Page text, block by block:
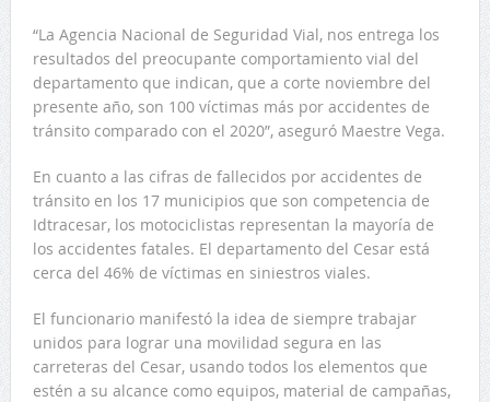
“La Agencia Nacional de Seguridad Vial, nos entrega los
resultados del preocupante comportamiento vial del
departamento que indican, que a corte noviembre del
presente año, son 100 víctimas más por accidentes de
tránsito comparado con el 2020”, aseguró Maestre Vega.
En cuanto a las cifras de fallecidos por accidentes de
tránsito en los 17 municipios que son competencia de
Idtracesar, los motociclistas representan la mayoría de
los accidentes fatales. El departamento del Cesar está
cerca del 46% de víctimas en siniestros viales.
El funcionario manifestó la idea de siempre trabajar
unidos para lograr una movilidad segura en las
carreteras del Cesar, usando todos los elementos que
estén a su alcance como equipos, material de campañas,